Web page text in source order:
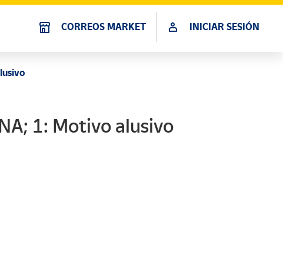
CORREOS MARKET INICIAR SESIÓN
1: Motivo alusivo